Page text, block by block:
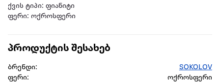
ქვის ტიპი: ფიანიტი
ფერი: ოქროსფერი
პროდუქტის შესახებ
ბრენდი:
SOKOLOV
ფერი:
ოქროსფერი